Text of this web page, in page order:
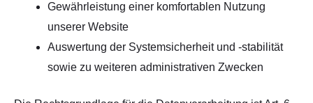
Gewährleistung einer komfortablen Nutzung
unserer Website
Auswertung der Systemsicherheit und -stabilität
sowie zu weiteren administrativen Zwecken